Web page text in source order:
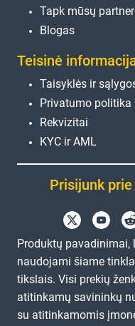
Tapk mūsų
Blogas
Teisinė
Taisyklės ir
Privatumo politika
Rekvizitai
KYC ir AML
Prisijunk
Produktų pavadinimai,
naudojami šiame
tikslais. Visi prekių
atitinkamų savininkų
su atitinkamomis